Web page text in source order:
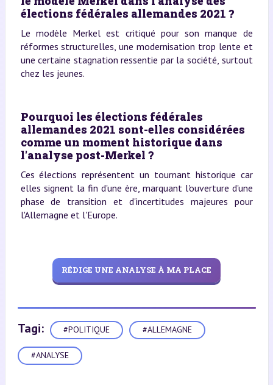
élections fédérales allemandes 2021 ?
Le modèle Merkel est critiqué pour son manque de
réformes structurelles, une modernisation trop lente et
une certaine stagnation ressentie par la société, surtout
chez les jeunes.
Pourquoi les élections fédérales
allemandes 2021 sont-elles considérées
comme un moment historique dans
l'analyse post-Merkel ?
Ces élections représentent un tournant historique car
elles signent la fin d'une ère, marquant l'ouverture d'une
phase de transition et d'incertitudes majeures pour
l'Allemagne et l'Europe.
RÉDIGE UNE ANALYSE À MA PLACE
Tagi: #POLITIQUE #ALLEMAGNE
#ANALYSE